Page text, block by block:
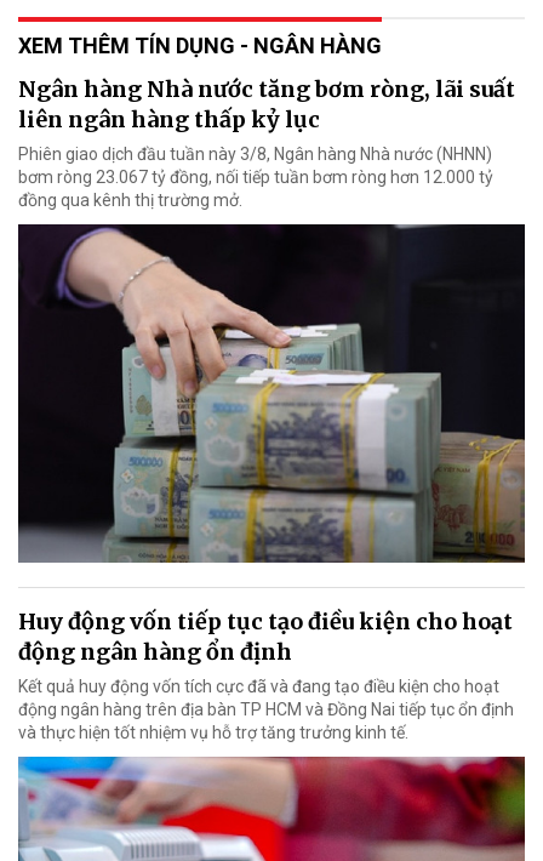
XEM THÊM TÍN DỤNG - NGÂN HÀNG
Ngân hàng Nhà nước tăng bơm ròng, lãi suất
liên ngân hàng thấp kỷ lục
Phiên giao dịch đầu tuần này 3/8, Ngân hàng Nhà nước (NHNN)
bơm ròng 23.067 tỷ đồng, nối tiếp tuần bơm ròng hơn 12.000 tỷ
đồng qua kênh thị trường mở.
Huy động vốn tiếp tục tạo điều kiện cho hoạt
động ngân hàng ổn định
Kết quả huy động vốn tích cực đã và đang tạo điều kiện cho hoạt
động ngân hàng trên địa bàn TP HCM và Đồng Nai tiếp tục ổn định
và thực hiện tốt nhiệm vụ hỗ trợ tăng trưởng kinh tế.